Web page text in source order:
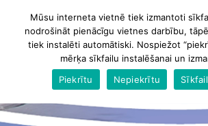
Mūsu interneta vietnē tiek izmantoti
nodrošināt pienācīgu vietnes darbību,
tiek instalēti automātiski. Nospiežot
mērķa sīkfailu instalēšanai un
Piekrītu
Nepiekrītu